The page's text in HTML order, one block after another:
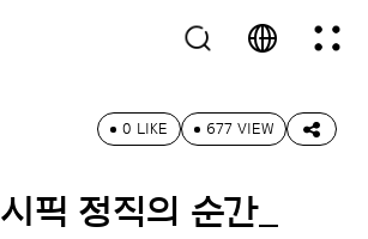
0 LIKE 677 VIEW
픽 정직의 순간_